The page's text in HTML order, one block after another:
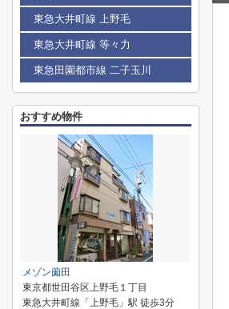
東急大井町線 上野毛
東急大井町線 等々力
東急田園都市線 二子玉川
おすすめ物件
メゾン薗田
東京都世田谷区上野毛１丁目
東急大井町線「上野毛」駅 徒歩3分